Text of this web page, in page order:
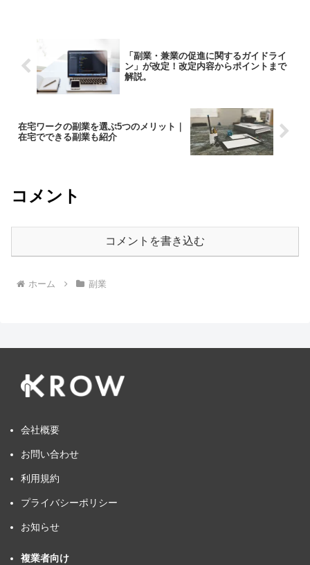
「副業・兼業の促進に関するガイドライ
ン」が改定！改定内容からポイントまで
解説。
在宅ワークの副業を選ぶ5つのメリット｜
在宅でできる副業も紹介
コメント
コメントを書き込む
ホーム 副業
会社概要
お問い合わせ
利用規約
プライバシーポリシー
お知らせ
複業者向け